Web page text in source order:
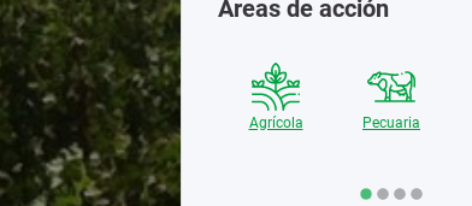
Áreas de acción
Autorización
Transacciones
Comerciales
Agrícola Pecuaria